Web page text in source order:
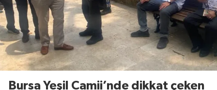
Bursa Yeşil Camii’nde dikkat çeken